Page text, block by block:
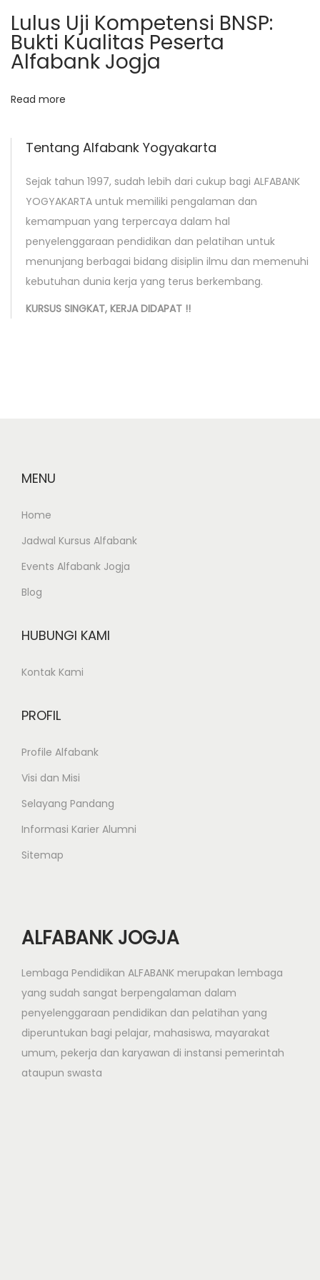
n
g
A
m
Lulus Uji Kompetensi BNSP:
Bukti Kualitas Peserta
Alfabank Jogja
Read more
Tentang Alfabank Yogyakarta
Sejak tahun 1997, sudah lebih dari cukup bagi ALFABANK
YOGYAKARTA untuk memiliki pengalaman dan
kemampuan yang terpercaya dalam hal
penyelenggaraan pendidikan dan pelatihan untuk
menunjang berbagai bidang disiplin ilmu dan memenuhi
kebutuhan dunia kerja yang terus berkembang.
KURSUS SINGKAT, KERJA DIDAPAT !!
MENU
Home
Jadwal Kursus Alfabank
Events Alfabank Jogja
Blog
HUBUNGI KAMI
Kontak Kami
PROFIL
Profile Alfabank
Visi dan Misi
Selayang Pandang
Informasi Karier Alumni
Sitemap
ALFABANK JOGJA
Lembaga Pendidikan ALFABANK merupakan lembaga
yang sudah sangat berpengalaman dalam
penyelenggaraan pendidikan dan pelatihan yang
diperuntukan bagi pelajar, mahasiswa, mayarakat
umum, pekerja dan karyawan di instansi pemerintah
ataupun swasta